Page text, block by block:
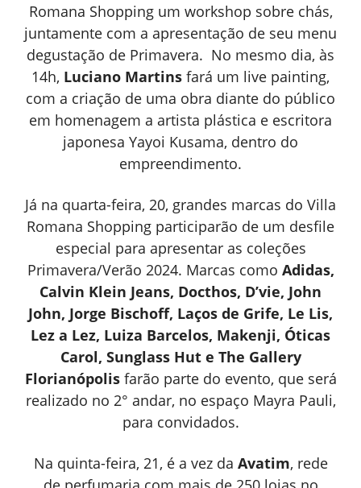
Romana Shopping um workshop sobre chás,
juntamente com a apresentação de seu menu
degustação de Primavera. No mesmo dia, às
14h, Luciano Martins fará um live painting,
com a criação de uma obra diante do público
em homenagem a artista plástica e escritora
japonesa Yayoi Kusama, dentro do
empreendimento.
Já na quarta-feira, 20, grandes marcas do Villa
Romana Shopping participarão de um desfile
especial para apresentar as coleções
Primavera/Verão 2024. Marcas como Adidas,
Calvin Klein Jeans, Docthos, D’vie, John
John, Jorge Bischoff, Laços de Grife, Le Lis,
Lez a Lez, Luiza Barcelos, Makenji, Óticas
Carol, Sunglass Hut e The Gallery
Florianópolis farão parte do evento, que será
realizado no 2° andar, no espaço Mayra Pauli,
para convidados.
Na quinta-feira, 21, é a vez da Avatim, rede